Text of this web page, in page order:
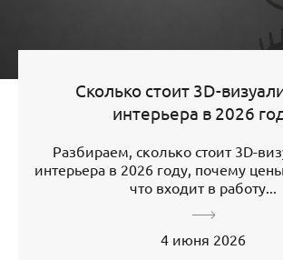
Сколько стоит 3D-
интерьера в 2026
Разбираем, сколько стоит 3D-
интерьера в 2026 году, почему
что входит в работу...
4 июня 2026